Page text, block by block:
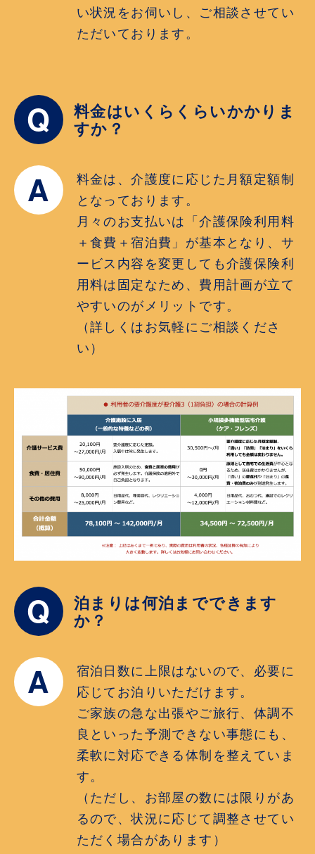
い状況をお伺いし、ご相談させてい
ただいております。
Q 料金はいくらくらいかかりま
すか？
A
料金は、介護度に応じた月額定額制
となっております。
月々のお支払いは「介護保険利用料
＋食費＋宿泊費」が基本となり、サ
ービス内容を変更しても介護保険利
用料は固定なため、費用計画が立て
やすいのがメリットです。
（詳しくはお気軽にご相談くださ
い）
Q 泊まりは何泊までできます
か？
A
宿泊日数に上限はないので、必要に
応じてお泊りいただけます。
ご家族の急な出張やご旅行、体調不
良といった予測できない事態にも、
柔軟に対応できる体制を整えていま
す。
（ただし、お部屋の数には限りがあ
るので、状況に応じて調整させてい
ただく場合があります）